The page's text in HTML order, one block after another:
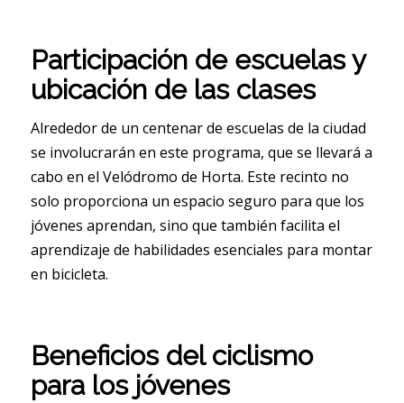
Participación de escuelas y
ubicación de las clases
Alrededor de un centenar de escuelas de la ciudad
se involucrarán en este programa, que se llevará a
cabo en el Velódromo de Horta. Este recinto no
solo proporciona un espacio seguro para que los
jóvenes aprendan, sino que también facilita el
aprendizaje de habilidades esenciales para montar
en bicicleta.
Beneficios del ciclismo
para los jóvenes